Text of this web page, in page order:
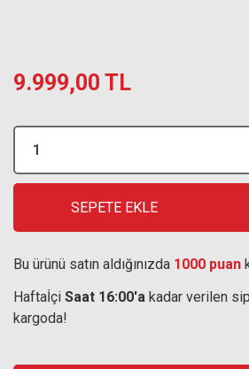
9.999,00 TL
SEPETE EKLE
Bu ürünü satın aldığınızda 1000 puan
Haftaİçi Saat 16:00'a kadar verilen
kargoda!